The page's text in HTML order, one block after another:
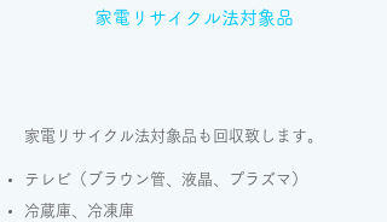
家電リサイクル法対象品
家電リサイクル法対象品も回収致します。
テレビ（ブラウン管、液晶、プラズマ）
冷蔵庫、冷凍庫